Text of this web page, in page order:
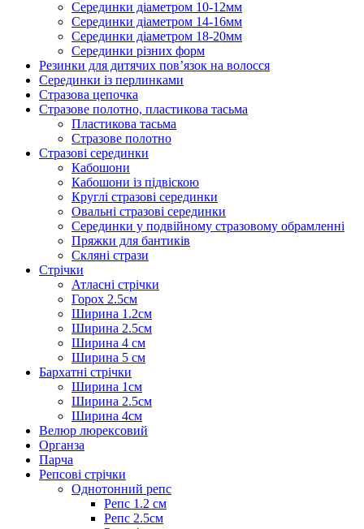
Серединки діаметром 10-12мм
Серединки діаметром 14-16мм
Серединки діаметром 18-20мм
Серединки різних форм
Резинки для дитячих пов’язок на волосся
Серединки із перлинками
Стразова цепочка
Стразове полотно, пластикова тасьма
Пластикова тасьма
Стразове полотно
Стразові серединки
Кабошони
Кабошони із підвіскою
Круглі стразові серединки
Овальні стразові серединки
Серединки у подвійному стразовому обрамленні
Пряжки для бантиків
Скляні стрази
Стрічки
Атласні стрічки
Горох 2.5см
Ширина 1.2см
Ширина 2.5см
Ширина 4 см
Ширина 5 см
Бархатні стрічки
Ширина 1см
Ширина 2.5см
Ширина 4см
Велюр люрексовий
Органза
Парча
Репсові стрічки
Однотонний репс
Репс 1.2 см
Репс 2.5см